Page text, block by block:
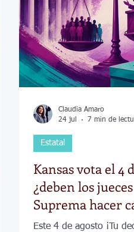
Kansas vota el 4
¿deben los
Suprema hacer
como políticos?
Este 4 de agosto ¡Tu
Estatal
Claudia Amaro
24 jul
7 min de